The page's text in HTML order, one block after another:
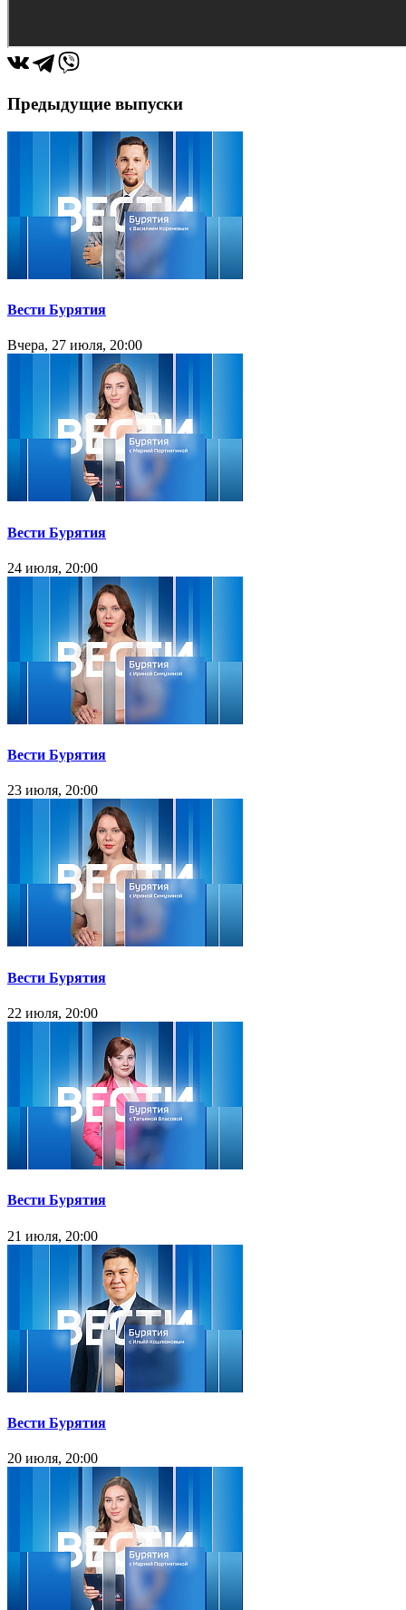
Предыдущие выпуски
Вести Бурятия
Вчера, 27 июля, 20:00
Вести Бурятия
24 июля, 20:00
Вести Бурятия
23 июля, 20:00
Вести Бурятия
22 июля, 20:00
Вести Бурятия
21 июля, 20:00
Вести Бурятия
20 июля, 20:00